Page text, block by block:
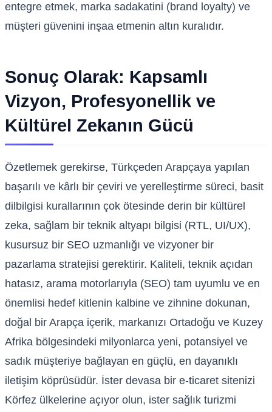
entegre etmek, marka sadakatini (brand loyalty) ve
müşteri güvenini inşaa etmenin altın kuralıdır.
Sonuç Olarak: Kapsamlı
Vizyon, Profesyonellik ve
Kültürel Zekanın Gücü
Özetlemek gerekirse, Türkçeden Arapçaya yapılan
başarılı ve kârlı bir çeviri ve yerelleştirme süreci, basit
dilbilgisi kurallarının çok ötesinde derin bir kültürel
zeka, sağlam bir teknik altyapı bilgisi (RTL, UI/UX),
kusursuz bir SEO uzmanlığı ve vizyoner bir
pazarlama stratejisi gerektirir. Kaliteli, teknik açıdan
hatasız, arama motorlarıyla (SEO) tam uyumlu ve en
önemlisi hedef kitlenin kalbine ve zihnine dokunan,
doğal bir Arapça içerik, markanızı Ortadoğu ve Kuzey
Afrika bölgesindeki milyonlarca yeni, potansiyel ve
sadık müşteriye bağlayan en güçlü, en dayanıklı
iletişim köprüsüdür. İster devasa bir e-ticaret sitenizi
Körfez ülkelerine açıyor olun, ister sağlık turizmi